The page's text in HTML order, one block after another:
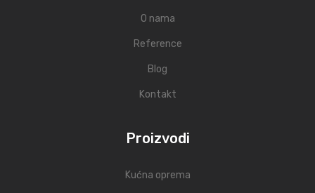
O nama
Reference
Blog
Kontakt
Proizvodi
Kućna oprema